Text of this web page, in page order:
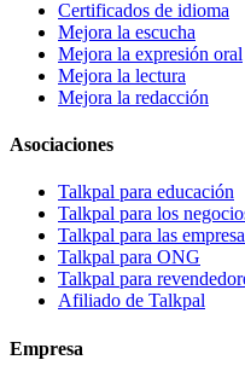
Certificados de idioma
Mejora la escucha
Mejora la expresión oral
Mejora la lectura
Mejora la redacción
Asociaciones
Talkpal para educación
Talkpal para los
Talkpal para las
Talkpal para ONG
Talkpal para
Afiliado de Talkpal
Empresa